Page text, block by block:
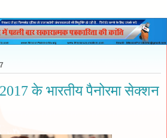
के भारतीय पैनोरमा सेक्शन